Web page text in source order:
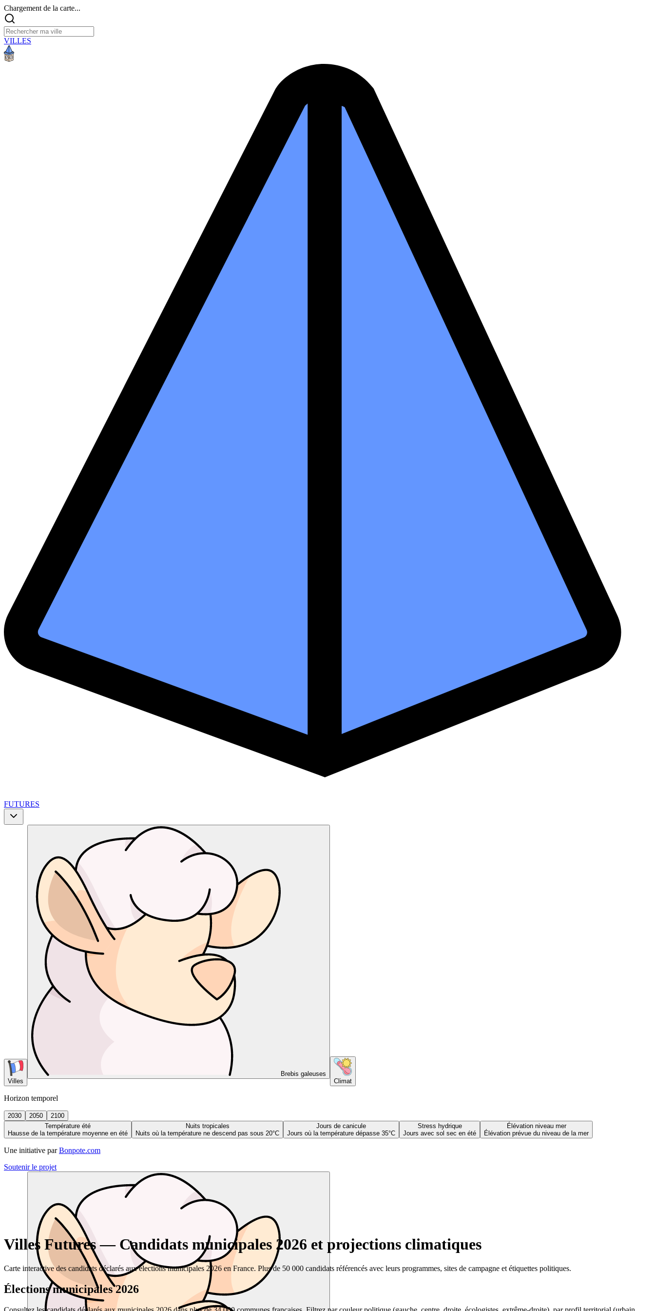
Chargement de la carte...
VILLES
FUTURES
Villes
Brebis galeuses
Climat
Horizon temporel
2030 2050
2100
Température été
Hausse de la température moyenne en été
Nuits tropicales
Nuits où la température ne descend pas sous 20°C
Jours de canicule
Jours où la température dépasse 35°C
Stress hydrique
Jours avec sol sec en été
Élévation niveau mer
Élévation prévue du niveau de la mer
Une initiative par Bonpote.com
Soutenir le projet
Villes Futures — Candidats municipales 2026 et projections climatiques
Carte interactive des candidats déclarés aux élections municipales 2026 en France. Plus de 50 000 candidats référencés avec leurs programmes, sites de campagne et étiquettes politiques.
Élections municipales 2026